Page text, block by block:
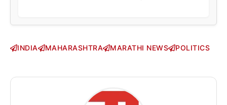
INDIA MAHARASHTRA MARATHI NEWS POLITICS